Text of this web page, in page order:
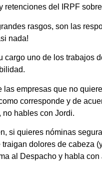
retenciones del IRPF
rasgos, son las
nada!
cargo uno de los trabajos
las empresas que no
corresponde y de
no hables con Jordi.
si quieres nóminas
traigan dolores de cabeza
al Despacho y habla con